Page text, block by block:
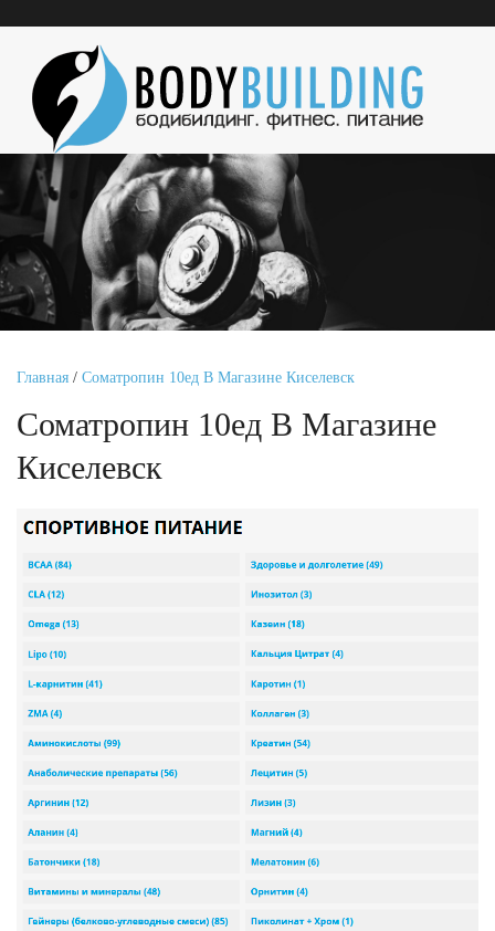
Главная / Cоматропин 10ед В Магазине Киселевск
Cоматропин 10ед В Магазине
Киселевск